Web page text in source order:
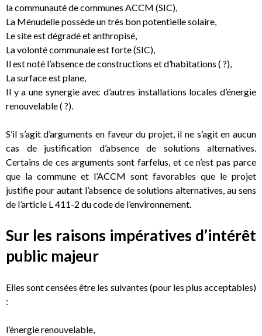
la communauté de communes ACCM (SIC),
La Ménudelle possède un très bon potentielle solaire,
Le site est dégradé et anthropisé,
La volonté communale est forte (SIC),
Il est noté l’absence de constructions et d’habitations ( ?),
La surface est plane,
Il y a une synergie avec d’autres installations locales d’énergie
renouvelable ( ?).
S’il s’agit d’arguments en faveur du projet, il ne s’agit en aucun
cas de justification d’absence de solutions alternatives.
Certains de ces arguments sont farfelus, et ce n’est pas parce
que la commune et l’ACCM sont favorables que le projet
justifie pour autant l’absence de solutions alternatives, au sens
de l’article L 411-2 du code de l’environnement.
Sur les raisons impératives d’intérêt
public majeur
Elles sont censées être les suivantes (pour les plus acceptables)
:
l’énergie renouvelable,